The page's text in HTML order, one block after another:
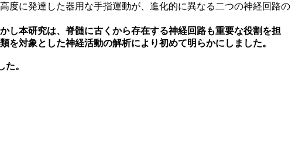
度に発達した器用な手指運動が、進化的に異なる二つの神経回路の
し本研究は、脊髄に古くから存在する神経回路も重要な役割を担
対象とした神経活動の解析により初めて明らかにしました。
。